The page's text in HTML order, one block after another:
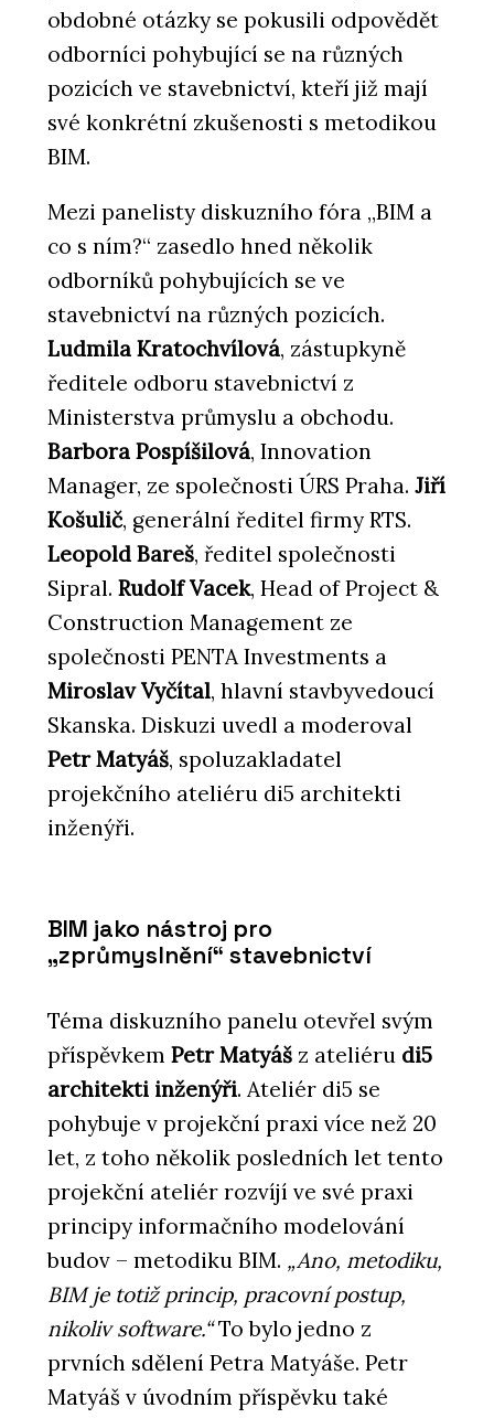
obdobné otázky se pokusili odpovědět
odborníci pohybující se na různých
pozicích ve stavebnictví, kteří již mají
své konkrétní zkušenosti s metodikou
BIM.
Mezi panelisty diskuzního fóra „BIM a
co s ním?“ zasedlo hned několik
odborníků pohybujících se ve
stavebnictví na různých pozicích.
Ludmila Kratochvílová, zástupkyně
ředitele odboru stavebnictví z
Ministerstva průmyslu a obchodu.
Barbora Pospíšilová, Innovation
Manager, ze společnosti ÚRS Praha. Jiří
Košulič, generální ředitel firmy RTS.
Leopold Bareš, ředitel společnosti
Sipral. Rudolf Vacek, Head of Project &
Construction Management ze
společnosti PENTA Investments a
Miroslav Vyčítal, hlavní stavbyvedoucí
Skanska. Diskuzi uvedl a moderoval
Petr Matyáš, spoluzakladatel
projekčního ateliéru di5 architekti
inženýři.
BIM jako nástroj pro
„zprůmyslnění“ stavebnictví
Téma diskuzního panelu otevřel svým
příspěvkem Petr Matyáš z ateliéru di5
architekti inženýři. Ateliér di5 se
pohybuje v projekční praxi více než 20
let, z toho několik posledních let tento
projekční ateliér rozvíjí ve své praxi
principy informačního modelování
budov – metodiku BIM. „Ano, metodiku,
BIM je totiž princip, pracovní postup,
nikoliv software.“To bylo jedno z
prvních sdělení Petra Matyáše. Petr
Matyáš v úvodním příspěvku také